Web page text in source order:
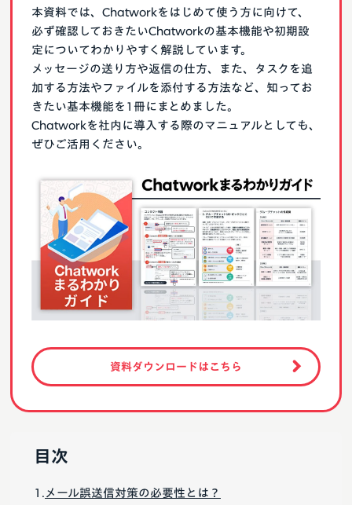
本資料では、Chatworkをはじめて使う方に向けて、
必ず確認しておきたいChatworkの基本機能や初期設
定についてわかりやすく解説しています。
メッセージの送り方や返信の仕方、また、タスクを追
加する方法やファイルを添付する方法など、知ってお
きたい基本機能を1冊にまとめました。
Chatworkを社内に導入する際のマニュアルとしても、
ぜひご活用ください。
資料ダウンロードはこちら
目次
メール誤送信対策の必要性とは？